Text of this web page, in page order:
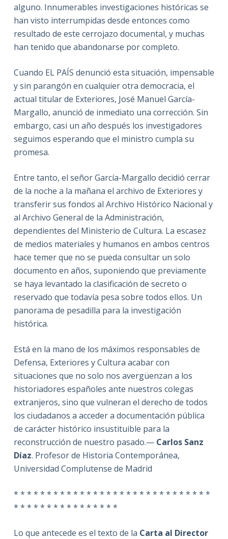
alguno. Innumerables investigaciones históricas se
han visto interrumpidas desde entonces como
resultado de este cerrojazo documental, y muchas
han tenido que abandonarse por completo.
Cuando EL PAÍS denunció esta situación, impensable
y sin parangón en cualquier otra democracia, el
actual titular de Exteriores, José Manuel García-
Margallo, anunció de inmediato una corrección. Sin
embargo, casi un año después los investigadores
seguimos esperando que el ministro cumpla su
promesa.
Entre tanto, el señor García-Margallo decidió cerrar
de la noche a la mañana el archivo de Exteriores y
transferir sus fondos al Archivo Histórico Nacional y
al Archivo General de la Administración,
dependientes del Ministerio de Cultura. La escasez
de medios materiales y humanos en ambos centros
hace temer que no se pueda consultar un solo
documento en años, suponiendo que previamente
se haya levantado la clasificación de secreto o
reservado que todavía pesa sobre todos ellos. Un
panorama de pesadilla para la investigación
histórica.
Está en la mano de los máximos responsables de
Defensa, Exteriores y Cultura acabar con
situaciones que no solo nos avergüenzan a los
historiadores españoles ante nuestros colegas
extranjeros, sino que vulneran el derecho de todos
los ciudadanos a acceder a documentación pública
de carácter histórico insustituible para la
reconstrucción de nuestro pasado.— Carlos Sanz
Díaz. Profesor de Historia Contemporánea,
Universidad Complutense de Madrid
* * * * * * * * * * * * * * * * * * * * * * * * * * * * * *
* * * * * * * * * * * * * * * *
Lo que antecede es el texto de la Carta al Director